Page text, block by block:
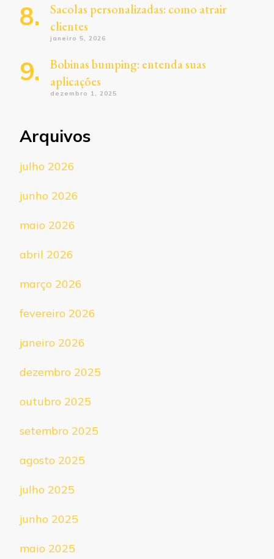
Sacolas personalizadas: como atrair
clientes
janeiro 5, 2026
Bobinas bumping: entenda suas
aplicações
dezembro 1, 2025
Arquivos
julho 2026
junho 2026
maio 2026
abril 2026
março 2026
fevereiro 2026
janeiro 2026
dezembro 2025
outubro 2025
setembro 2025
agosto 2025
julho 2025
junho 2025
maio 2025